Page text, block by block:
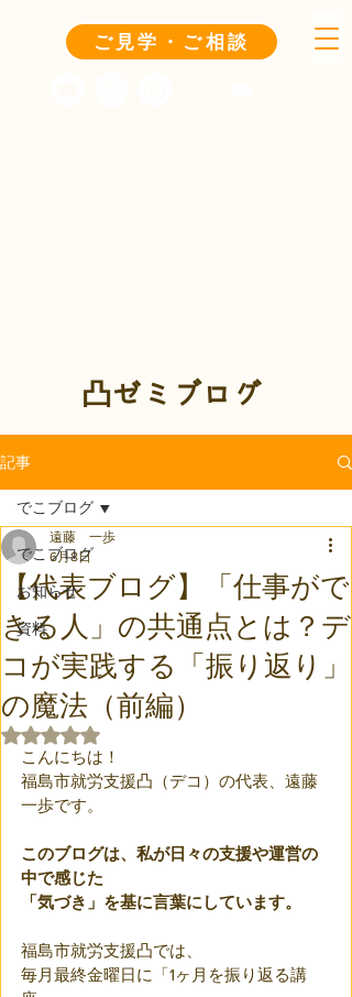
ご見学・ご相談
凸ゼミブログ
記事
でこブログ
お知らせ
資料
でこブログ
【代表ブログ】「仕事がで
きる人」の共通点とは？デ
コが実践する「振り返り」
の魔法（前編）
遠藤 一歩
6月8日
5つ星のうちNaNと評価されています。
こんにちは！
福島市就労支援凸（デコ）の代表、遠藤
一歩です。
このブログは、私が日々の支援や運営の
中で感じた
「気づき」を基に言葉にしています。
福島市就労支援凸では、
毎月最終金曜日に「1ヶ月を振り返る講